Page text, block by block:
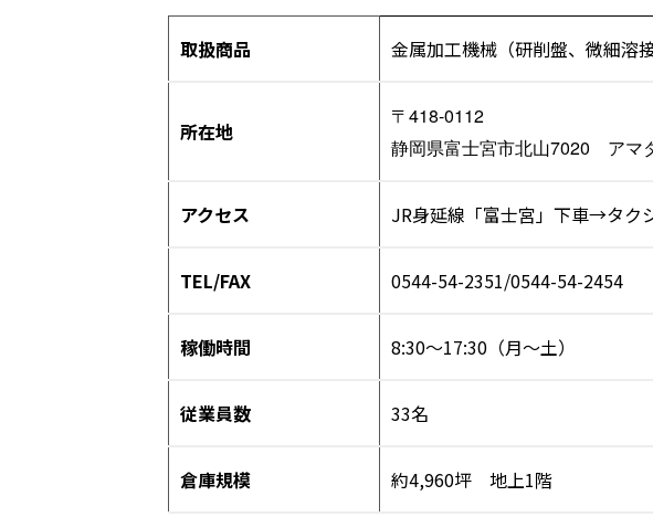
取扱商品 金属加工機械（研削盤、微細溶接
所在地
〒418-0112
静岡県富士宮市北山7020 アマ
アクセス JR身延線「富士宮」下車→タク
TEL/FAX 0544-54-2351/0544-54-2454
稼働時間 8:30～17:30（月～土）
従業員数 33名
倉庫規模 約4,960坪 地上1階